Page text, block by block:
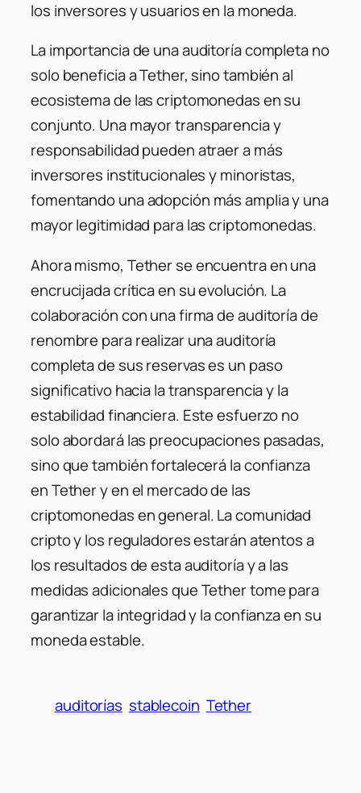
los inversores y usuarios en la moneda.
La importancia de una auditoría completa no
solo beneficia a Tether, sino también al
ecosistema de las criptomonedas en su
conjunto. Una mayor transparencia y
responsabilidad pueden atraer a más
inversores institucionales y minoristas,
fomentando una adopción más amplia y una
mayor legitimidad para las criptomonedas.
Ahora mismo, Tether se encuentra en una
encrucijada crítica en su evolución. La
colaboración con una firma de auditoría de
renombre para realizar una auditoría
completa de sus reservas es un paso
significativo hacia la transparencia y la
estabilidad financiera. Este esfuerzo no
solo abordará las preocupaciones pasadas,
sino que también fortalecerá la confianza
en Tether y en el mercado de las
criptomonedas en general.La comunidad
cripto y los reguladores estarán atentos a
los resultados de esta auditoría y a las
medidas adicionales que Tether tome para
garantizar la integridad y la confianza en su
moneda estable.
auditorías stablecoin Tether